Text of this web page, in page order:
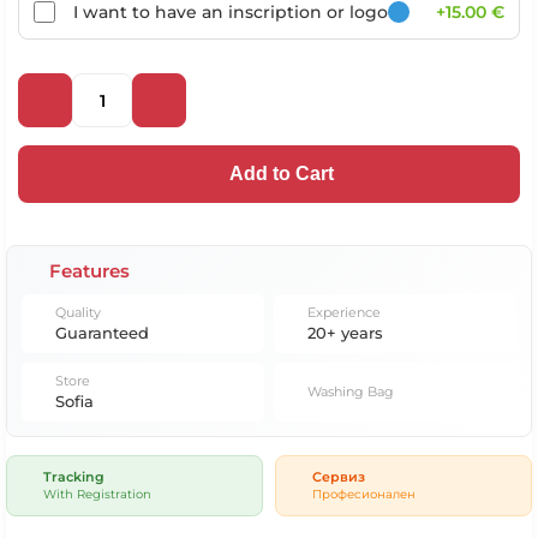
I want to have an inscription or logo +15.00 €
Add to Cart
Features
Quality
Guaranteed
Experience
20+ years
Store
Sofia Washing Bag
Tracking
With Registration
Сервиз
Професионален